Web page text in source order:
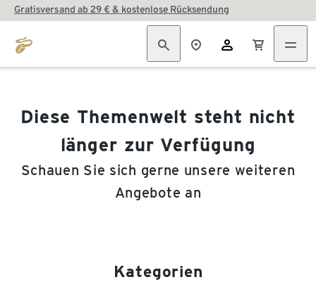
Gratisversand ab 29 € & kostenlose Rücksendung
Diese Themenwelt steht nicht
länger zur Verfügung
Schauen Sie sich gerne unsere weiteren
Angebote an
Kategorien